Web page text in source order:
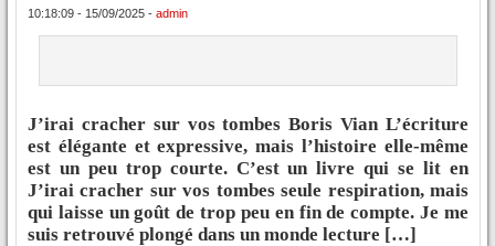
10:18:09 - 15/09/2025 - admin
J’irai cracher sur vos tombes Boris Vian L’écriture
est élégante et expressive, mais l’histoire elle-même
est un peu trop courte. C’est un livre qui se lit en
J’irai cracher sur vos tombes seule respiration, mais
qui laisse un goût de trop peu en fin de compte. Je me
suis retrouvé plongé dans un monde lecture […]